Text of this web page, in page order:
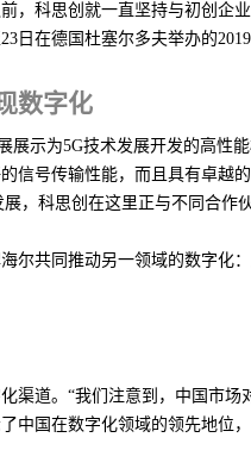
，科思创就一直坚持与初创企
日在德国杜塞尔多夫举办的
数字化
展示为5G技术发展开发的高性
信号传输性能，而且具有卓
，科思创在这里正与不同合
尔共同推动另一领域的数字
渠道。“我们注意到，中国市
中国在数字化领域的领先地位